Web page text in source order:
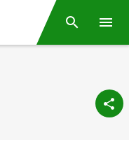
Otsing